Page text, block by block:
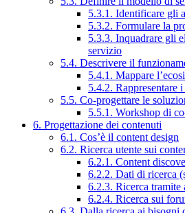
5.3.1. Identificare gli
5.3.2. Formulare la
5.3.3. Inquadrare gli
servizio
5.4. Descrivere il
5.4.1. Mappare
5.4.2. Rappresentare
5.5. Co-progettare le
5.5.1. Workshop di
6. Progettazione dei contenuti
6.1. Cos’è il content design
6.2. Ricerca utente sui
6.2.1. Content
6.2.2. Dati di ricerca
6.2.3. Ricerca tramite
6.2.4. Ricerca sui